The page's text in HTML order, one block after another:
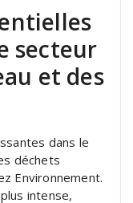
secteur
et des
dans le
déchets
Environnement.
intense,